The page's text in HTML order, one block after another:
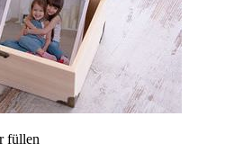
füllen